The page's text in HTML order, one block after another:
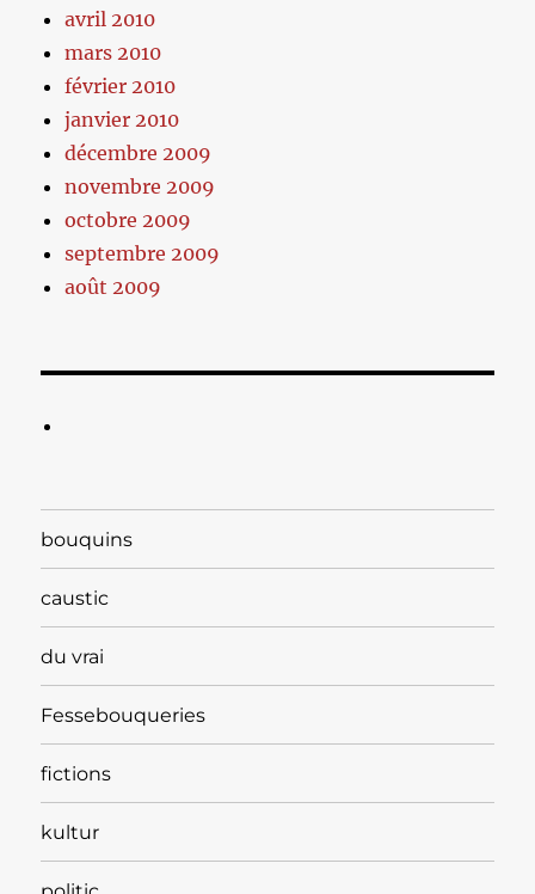
avril 2010
mars 2010
février 2010
janvier 2010
décembre 2009
novembre 2009
octobre 2009
septembre 2009
août 2009
bouquins
caustic
du vrai
Fessebouqueries
fictions
kultur